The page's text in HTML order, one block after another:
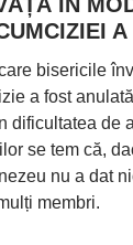
bisericile
a fost
dificultatea de
se tem că,
nu a dat
membri.